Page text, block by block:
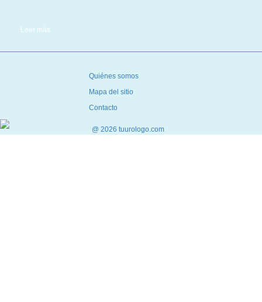
Leer más
Quiénes somos
Mapa del sitio
Contacto
@ 2026 tuurologo.com